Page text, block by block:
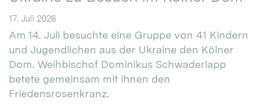
17. Juli 2026
Am 14. Juli besuchte eine Gruppe von 41 Kindern
und Jugendlichen aus der Ukraine den Kölner
Dom. Weihbischof Dominikus Schwaderlapp
betete gemeinsam mit ihnen den
Friedensrosenkranz.